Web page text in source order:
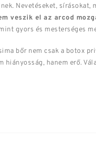
Nevetéseket,
veszik el az arcod
gyors és mesterséges
bőr nem csak a botox
hiányosság, hanem erő.